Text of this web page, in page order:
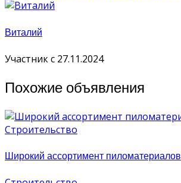
Виталий
Участник с 27.11.2024
Похожие объявления
Строительство
Широкий ассортимент пиломатериалов